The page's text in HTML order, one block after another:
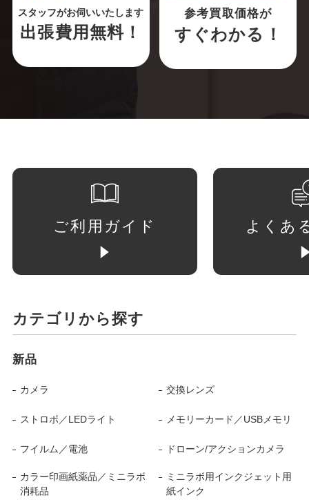
スタッフがお伺いいたします
出張費用無料！
参考買取価格が
すぐわかる！
ご利用ガイド よくあ
カテゴリから探す
新品
カメラ 交換レンズ
ストロボ／LEDライト メモリーカード／USBメモリ
フイルム／電池 ドローン/アクションカメラ
カラー印画紙薬品／ミニラボ
消耗品
ミニラボ用インクジェット用
紙インク